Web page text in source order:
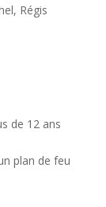
Régis
de 12 ans
plan de feu